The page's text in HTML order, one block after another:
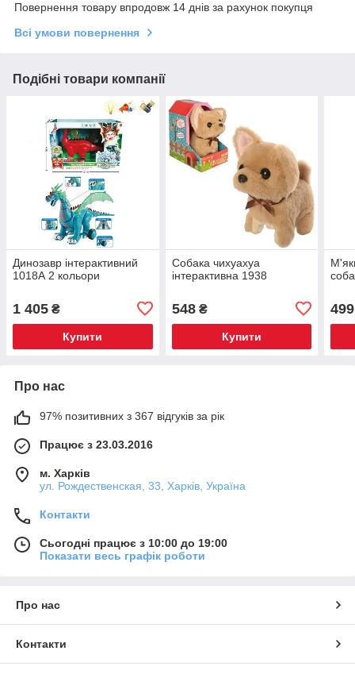
Повернення товару впродовж 14 днів за рахунок покупця
Всі умови повернення
Подібні товари компанії
Динозавр інтерактивний
1018А 2 кольори
1 405 ₴
Купити
Собака чихуахуа
інтерактивна 1938
548₴
Купити
499
Про нас
97% позитивних з 367 відгуків за рік
Працює з 23.03.2016
м. Харків
ул. Рождественская, 33, Харків, Україна
Контакти
Сьогодні працює з 10:00 до 19:00
Показати весь графік роботи
Про нас
Контакти